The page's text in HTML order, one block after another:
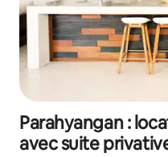
Parahyangan :
avec suite